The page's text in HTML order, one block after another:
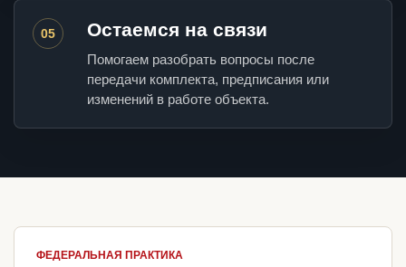
05 Остаемся на связи
Помогаем разобрать вопросы после
передачи комплекта, предписания или
изменений в работе объекта.
ФЕДЕРАЛЬНАЯ ПРАКТИКА